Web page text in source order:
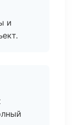
и